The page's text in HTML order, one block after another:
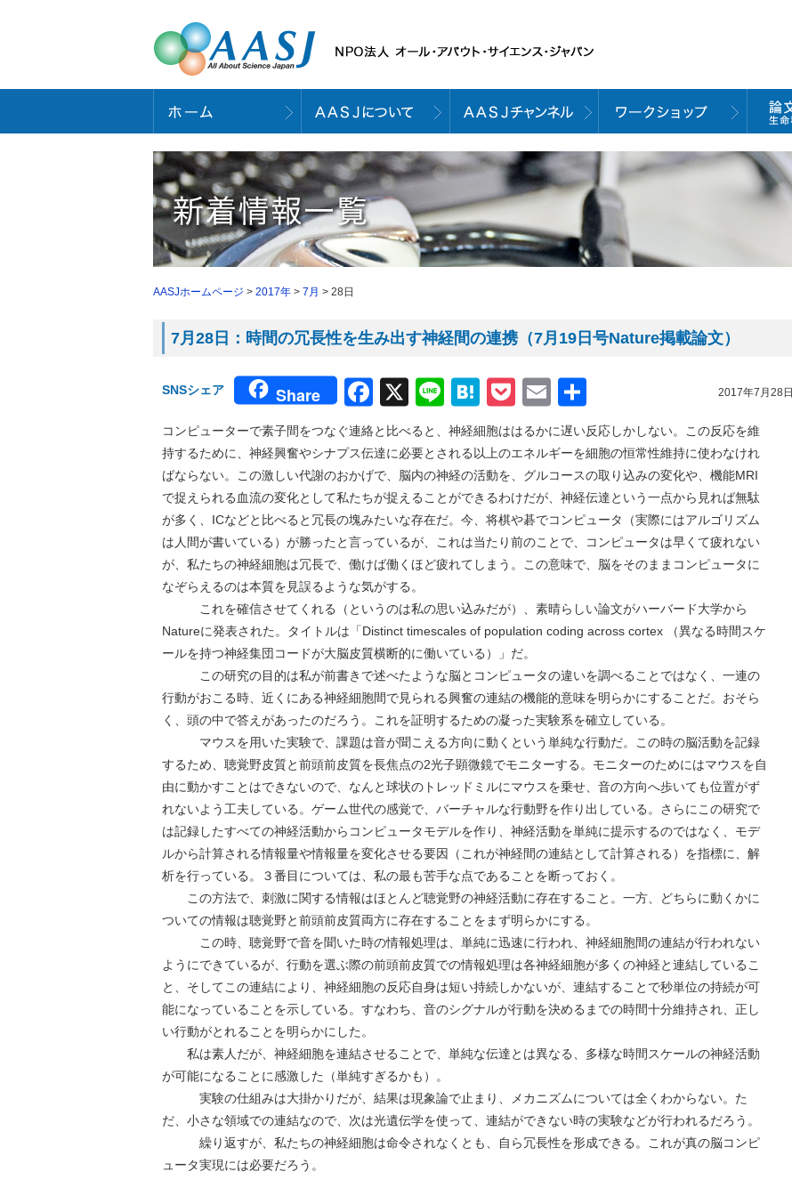
AASJホームページ > 2017年 > 7月 > 28日
7月28日：時間の冗長性を生み出す神経間の連携（7月19日号Nature掲載論文）
2017年7月28日
SNSシェア Share Facebook
X LineHatena
Pocket
Email
有
コンピューターで素子間をつなぐ連絡と比べると、神経細胞ははるかに遅い反応しかしない。この反応を維
持するために、神経興奮やシナプス伝達に必要とされる以上のエネルギーを細胞の恒常性維持に使わなけれ
ばならない。この激しい代謝のおかげで、脳内の神経の活動を、グルコースの取り込みの変化や、機能MRI
で捉えられる血流の変化として私たちが捉えることができるわけだが、神経伝達という一点から見れば無駄
が多く、ICなどと比べると冗長の塊みたいな存在だ。今、将棋や碁でコンピュータ（実際にはアルゴリズム
は人間が書いている）が勝ったと言っているが、これは当たり前のことで、コンピュータは早くて疲れない
が、私たちの神経細胞は冗長で、働けば働くほど疲れてしまう。この意味で、脳をそのままコンピュータに
なぞらえるのは本質を見誤るような気がする。
これを確信させてくれる（というのは私の思い込みだが）、素晴らしい論文がハーバード大学から
Natureに発表された。タイトルは「Distinct timescales of population coding across cortex （異なる時間スケ
ールを持つ神経集団コードが大脳皮質横断的に働いている）」だ。
この研究の目的は私が前書きで述べたような脳とコンピュータの違いを調べることではなく、一連の
行動がおこる時、近くにある神経細胞間で見られる興奮の連結の機能的意味を明らかにすることだ。おそら
く、頭の中で答えがあったのだろう。これを証明するための凝った実験系を確立している。
マウスを用いた実験で、課題は音が聞こえる方向に動くという単純な行動だ。この時の脳活動を記録
するため、聴覚野皮質と前頭前皮質を長焦点の2光子顕微鏡でモニターする。モニターのためにはマウスを自
由に動かすことはできないので、なんと球状のトレッドミルにマウスを乗せ、音の方向へ歩いても位置がず
れないよう工夫している。ゲーム世代の感覚で、バーチャルな行動野を作り出している。さらにこの研究で
は記録したすべての神経活動からコンピュータモデルを作り、神経活動を単純に提示するのではなく、モデ
ルから計算される情報量や情報量を変化させる要因（これが神経間の連結として計算される）を指標に、解
析を行っている。３番目については、私の最も苦手な点であることを断っておく。
この方法で、刺激に関する情報はほとんど聴覚野の神経活動に存在すること。一方、どちらに動くかに
ついての情報は聴覚野と前頭前皮質両方に存在することをまず明らかにする。
この時、聴覚野で音を聞いた時の情報処理は、単純に迅速に行われ、神経細胞間の連結が行われない
ようにできているが、行動を選ぶ際の前頭前皮質での情報処理は各神経細胞が多くの神経と連結しているこ
と、そしてこの連結により、神経細胞の反応自身は短い持続しかないが、連結することで秒単位の持続が可
能になっていることを示している。すなわち、音のシグナルが行動を決めるまでの時間十分維持され、正し
い行動がとれることを明らかにした。
私は素人だが、神経細胞を連結させることで、単純な伝達とは異なる、多様な時間スケールの神経活動
が可能になることに感激した（単純すぎるかも）。
実験の仕組みは大掛かりだが、結果は現象論で止まり、メカニズムについては全くわからない。た
だ、小さな領域での連結なので、次は光遺伝学を使って、連結ができない時の実験などが行われるだろう。
繰り返すが、私たちの神経細胞は命令されなくとも、自ら冗長性を形成できる。これが真の脳コンピ
ュータ実現には必要だろう。